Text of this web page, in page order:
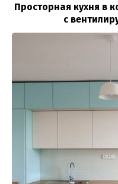
Просторная кухня в
с